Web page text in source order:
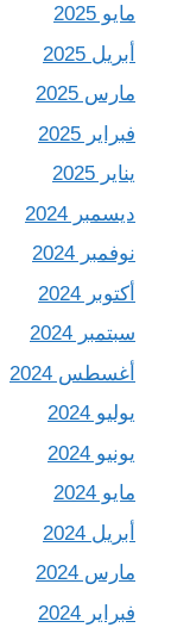
مايو 2025
أبريل 2025
مارس 2025
فبراير 2025
يناير 2025
ديسمبر 2024
نوفمبر 2024
أكتوبر 2024
سبتمبر 2024
أغسطس 2024
يوليو 2024
يونيو 2024
مايو 2024
أبريل 2024
مارس 2024
فبراير 2024